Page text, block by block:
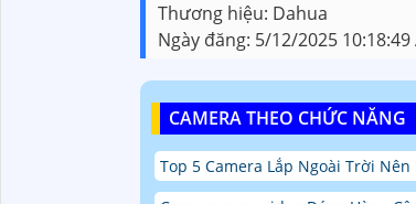
Thương hiệu: Dahua
Ngày đăng: 5/12/2025 10:18:49
CAMERA THEO CHỨC NĂNG
Top 5 Camera Lắp Ngoài Trời Nên